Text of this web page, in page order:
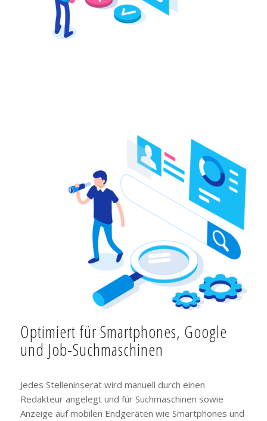
Optimiert für Smartphones, Google
und Job-Suchmaschinen
Jedes Stelleninserat wird manuell durch einen
Redakteur angelegt und für Suchmaschinen sowie
Anzeige auf mobilen Endgeräten wie Smartphones und